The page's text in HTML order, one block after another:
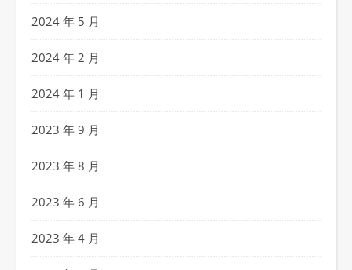
2024 年 5 月
2024 年 2 月
2024 年 1 月
2023 年 9 月
2023 年 8 月
2023 年 6 月
2023 年 4 月